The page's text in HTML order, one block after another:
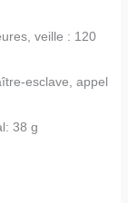
veille : 120
esclave, appel
38 g